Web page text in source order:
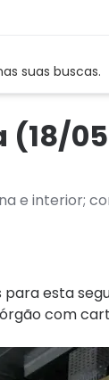
suas buscas.
(18/
e interior;
esta
com